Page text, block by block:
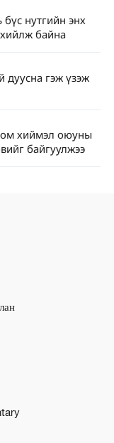
нутгийн энх
байна
дуусна гэж үзэж
хиймэл оюуны
байгуулжээ